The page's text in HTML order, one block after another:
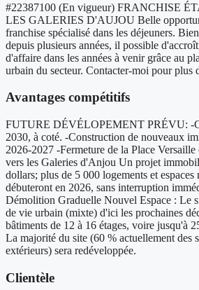
#22387100 (En vigueur) FRANCHISE
LES GALERIES D'AUJOU Belle
franchise spécialisé dans les déjeuners.
depuis plusieurs années, il possible
d'affaire dans les années à venir grâce au
urbain du secteur. Contacter-moi pour plus
Avantages compétitifs
FUTURE DÉVÉLOPEMENT PRÉVU: -
2030, à coté. -Construction de nouveaux
2026-2027 -Fermeture de la Place
vers les Galeries d'Anjou Un projet
dollars; plus de 5 000 logements et
débuteront en 2026, sans interruption
Démolition Graduelle Nouvel Espace : Le
de vie urbain (mixte) d'ici les prochaines
bâtiments de 12 à 16 étages, voire jusqu'à
La majorité du site (60 % actuellement des
extérieurs) sera redéveloppée.
Clientèle